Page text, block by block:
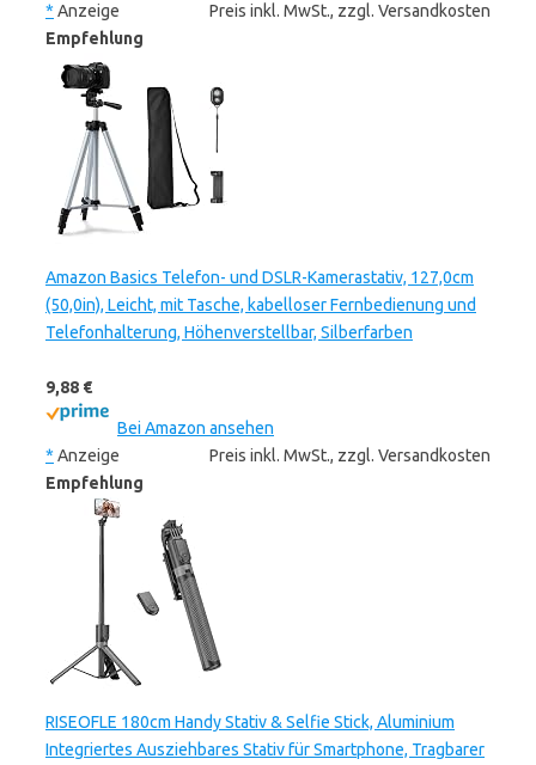
* Anzeige
Preis inkl. MwSt., zzgl. Versandkosten
Empfehlung
Amazon Basics Telefon- und DSLR-Kamerastativ, 127,0cm
(50,0in), Leicht, mit Tasche, kabelloser Fernbedienung und
Telefonhalterung, Höhenverstellbar, Silberfarben
9,88 €
Bei Amazon ansehen
* Anzeige
Preis inkl. MwSt., zzgl. Versandkosten
Empfehlung
RISEOFLE 180cm Handy Stativ & Selfie Stick, Aluminium
Integriertes Ausziehbares Stativ für Smartphone, Tragbarer